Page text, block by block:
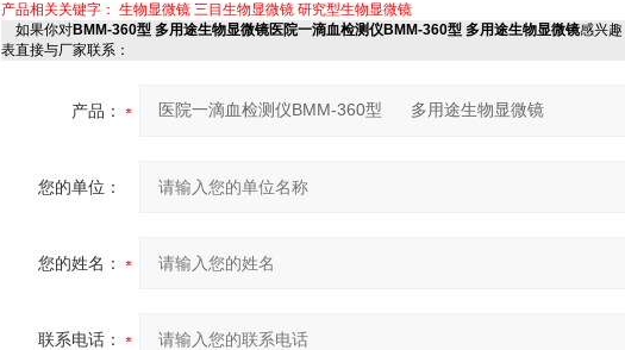
产品相关关键字： 生物显微镜 三目生物显微镜 研究型生物显微镜
如果你对BMM-360型 多用途生物显微镜医院一滴血检测仪BMM-360型 多用途生物显微镜感兴
表直接与厂家联系：
产品：
您的单位：
您的姓名：
联系电话：